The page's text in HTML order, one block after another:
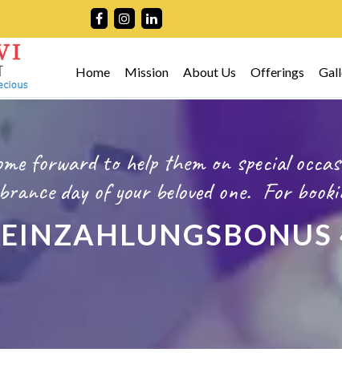
Home Mission About Us Offerings
forward to help them on special
day of your beloved one. For